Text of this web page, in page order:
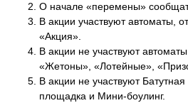
О начале «перемены»
В акции участвуют автоматы,
«Акция».
В акции не участвуют
«Жетоны», «Лотейные»,
В акции не участвуют
площадка и Мини-боулинг.